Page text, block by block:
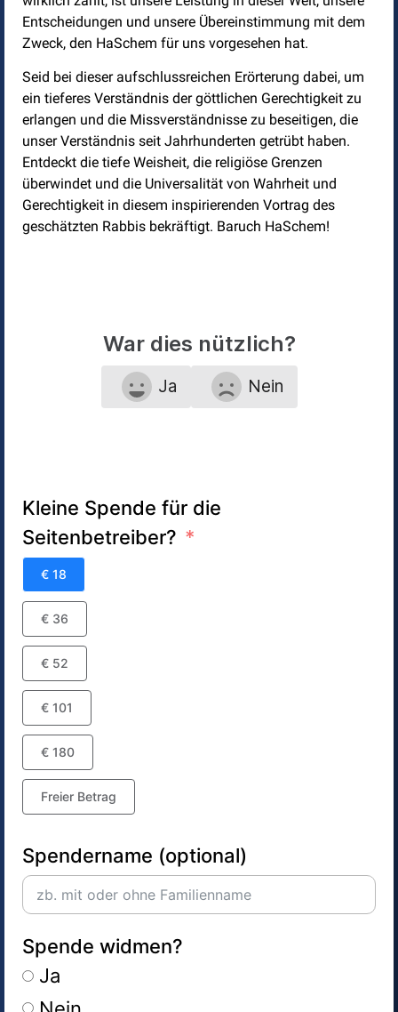
Entscheidungen und unsere Übereinstimmung mit dem
Zweck, den HaSchem für uns vorgesehen hat.
Seid bei dieser aufschlussreichen Erörterung dabei, um
ein tieferes Verständnis der göttlichen Gerechtigkeit zu
erlangen und die Missverständnisse zu beseitigen, die
unser Verständnis seit Jahrhunderten getrübt haben.
Entdeckt die tiefe Weisheit, die religiöse Grenzen
überwindet und die Universalität von Wahrheit und
Gerechtigkeit in diesem inspirierenden Vortrag des
geschätzten Rabbis bekräftigt. Baruch HaSchem!
War dies nützlich?
Ja Nein
Kleine Spende für die
Seitenbetreiber?
€ 18
€ 36
€ 52
€ 101
€ 180
Freier Betrag
Spendername (optional)
Spende widmen?
Ja